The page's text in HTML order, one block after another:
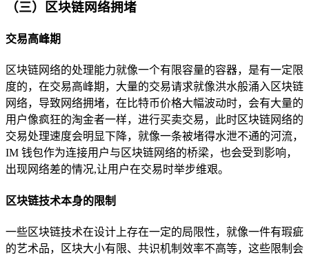
（三）区块链网络拥堵
交易高峰期
区块链网络的处理能力就像一个有限容量的容器，是有一定限
度的，在交易高峰期，大量的交易请求就像洪水般涌入区块链
网络，导致网络拥堵，在比特币价格大幅波动时，会有大量的
用户像疯狂的淘金者一样，进行买卖交易，此时区块链网络的
交易处理速度会明显下降，就像一条被堵得水泄不通的河流，
IM 钱包作为连接用户与区块链网络的桥梁，也会受到影响，
出现网络差的情况,让用户在交易时举步维艰。
区块链技术本身的限制
一些区块链技术在设计上存在一定的局限性，就像一件有瑕疵
的艺术品，区块大小有限、共识机制效率不高等，这些限制会